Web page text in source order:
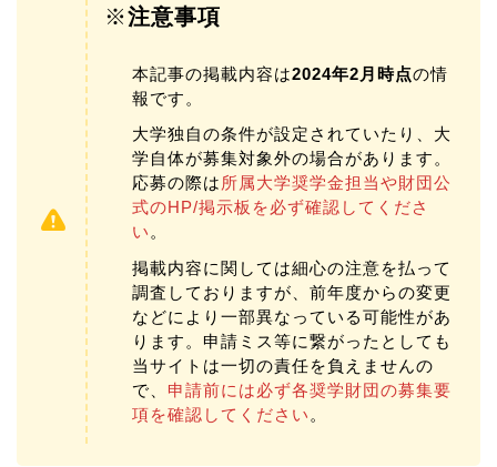
※注意事項
本記事の掲載内容は2024年2月時点の情
報です。
大学独自の条件が設定されていたり、大
学自体が募集対象外の場合があります。
応募の際は 所属大学奨学金担当や財団公
式のHP/掲示板を必ず確認してくださ
い 。
掲載内容に関しては細心の注意を払って
調査しておりますが、前年度からの変更
などにより一部異なっている可能性があ
ります。申請ミス等に繋がったとしても
当サイトは一切の責任を負えませんの
で、 申請前には必ず各奨学財団の募集要
項を確認してください 。